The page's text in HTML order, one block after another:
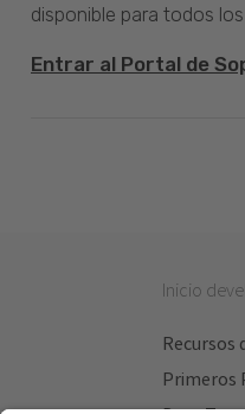
disponible para todos
Entrar al Portal de
Inicio
Recursos
Primeros